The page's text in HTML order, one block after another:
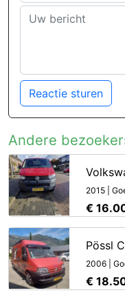
Reactie sturen
Andere
2015 |
€
Pössl
2006 |
€